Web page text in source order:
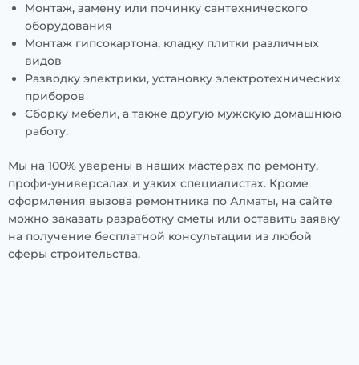
Монтаж, замену или починку сантехнического
оборудования
Монтаж гипсокартона, кладку плитки различных
видов
Разводку электрики, установку электротехнических
приборов
Сборку мебели, а также другую мужскую домашнюю
работу.
Мы на 100% уверены в наших мастерах по ремонту,
профи-универсалах и узких специалистах. Кроме
оформления вызова ремонтника по Алматы, на сайте
можно заказать разработку сметы или оставить заявку
на получение бесплатной консультации из любой
сферы строительства.